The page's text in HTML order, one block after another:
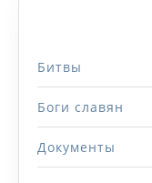
Битвы
Боги славян
Документы